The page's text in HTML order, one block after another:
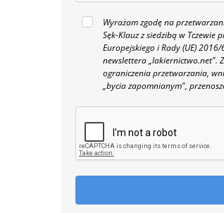
Wyrażam zgodę na
Sęk-Klauz z siedzibą w
Europejskiego i Rady (UE)
newslettera „lakiernictwo.net".
ograniczenia przetwarzania,
„bycia zapomnianym",